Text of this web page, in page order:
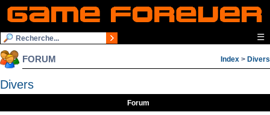
☰
FORUM Index > Divers
Divers
Forum